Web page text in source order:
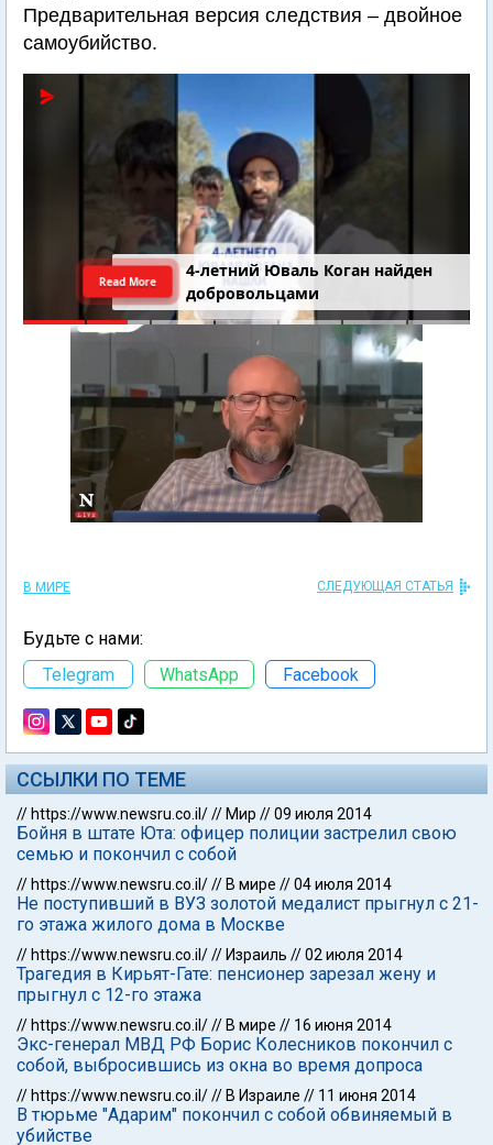
Предварительная версия следствия – двойное
самоубийство.
4-летний Юваль Коган найден
добровольцами
Read More
В МИРЕ СЛЕДУЮЩАЯ СТАТЬЯ
Будьте с нами:
Telegram
WhatsApp Facebook
ССЫЛКИ ПО ТЕМЕ
// https://www.newsru.co.il/// Мир //09 июля 2014
Бойня в штате Юта: офицер полиции застрелил свою
семью и покончил с собой
// https://www.newsru.co.il/// В мире //04 июля 2014
Не поступивший в ВУЗ золотой медалист прыгнул с 21-
го этажа жилого дома в Москве
// https://www.newsru.co.il/// Израиль //02 июля 2014
Трагедия в Кирьят-Гате: пенсионер зарезал жену и
прыгнул с 12-го этажа
// https://www.newsru.co.il/// В мире // 16 июня 2014
Экс-генерал МВД РФ Борис Колесников покончил с
собой, выбросившись из окна во время допроса
// https://www.newsru.co.il/// В Израиле // 11 июня 2014
В тюрьме "Адарим" покончил с собой обвиняемый в
убийстве